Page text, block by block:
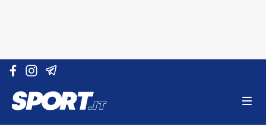
Vai al contenuto